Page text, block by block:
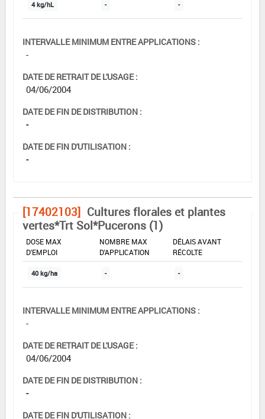
4 kg/hL - -
INTERVALLE MINIMUM ENTRE APPLICATIONS :
-
DATE DE RETRAIT DE L'USAGE :
04/06/2004
DATE DE FIN DE DISTRIBUTION :
-
DATE DE FIN D'UTILISATION :
-
[17402103] Cultures florales et plantes
vertes*Trt Sol*Pucerons (1)
DOSE MAX
D'EMPLOI
NOMBRE MAX
D'APPLICATION
DÉLAIS AVANT
RÉCOLTE
40 kg/ha - -
INTERVALLE MINIMUM ENTRE APPLICATIONS :
-
DATE DE RETRAIT DE L'USAGE :
04/06/2004
DATE DE FIN DE DISTRIBUTION :
-
DATE DE FIN D'UTILISATION :